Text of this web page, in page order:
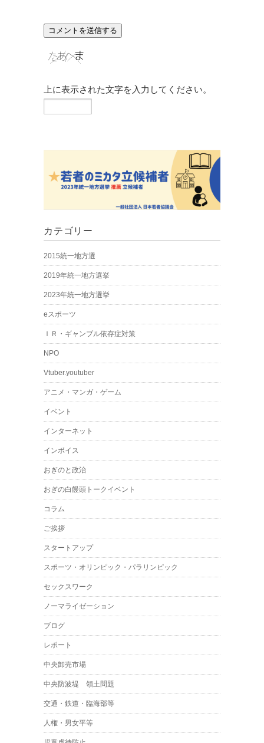
上に表示された文字を入力してください。
カテゴリー
2015統一地方選
2019年統一地方選挙
2023年統一地方選挙
eスポーツ
ＩＲ・ギャンブル依存症対策
NPO
Vtuber.youtuber
アニメ・マンガ・ゲーム
イベント
インターネット
インボイス
おぎのと政治
おぎの白饅頭トークイベント
コラム
ご挨拶
スタートアップ
スポーツ・オリンピック・パラリンピック
セックスワーク
ノーマライゼーション
ブログ
レポート
中央卸売市場
中央防波堤 領土問題
交通・鉄道・臨海部等
人権・男女平等